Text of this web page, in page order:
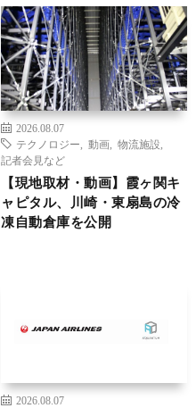
2026.08.07
テクノロジー
動画 物流施設
記者会見など
【現地取材・動画】霞ヶ関キ
ャピタル、川崎・東扇島の冷
凍自動倉庫を公開
2026.08.07